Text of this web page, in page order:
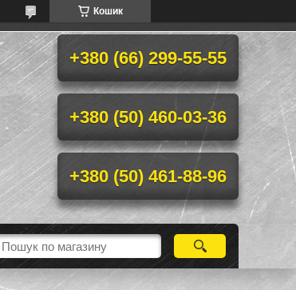
Кошик
+380 (66) 299-55-55
+380 (50) 460-03-36
+380 (50) 461-88-96